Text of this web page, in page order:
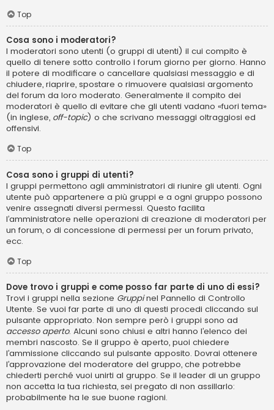
Top
Cosa sono i moderatori?
I moderatori sono utenti (o gruppi di utenti) il cui compito è
quello di tenere sotto controllo i forum giorno per giorno. Hanno
il potere di modificare o cancellare qualsiasi messaggio e di
chiudere, riaprire, spostare o rimuovere qualsiasi argomento
del forum da loro moderato. Generalmente il compito dei
moderatori è quello di evitare che gli utenti vadano «fuori tema»
(in inglese, off-topic) o che scrivano messaggi oltraggiosi ed
offensivi.
Top
Cosa sono i gruppi di utenti?
I gruppi permettono agli amministratori di riunire gli utenti. Ogni
utente può appartenere a più gruppi e a ogni gruppo possono
venire assegnati diversi permessi. Questo facilita
l’amministratore nelle operazioni di creazione di moderatori per
un forum, o di concessione di permessi per un forum privato,
ecc.
Top
Dove trovo i gruppi e come posso far parte di uno di essi?
Trovi i gruppi nella sezione Gruppinel Pannello di Controllo
Utente. Se vuoi far parte di uno di questi procedi cliccando sul
pulsante appropriato. Non sempre però i gruppi sono ad
accesso aperto. Alcuni sono chiusi e altri hanno l’elenco dei
membri nascosto. Se il gruppo è aperto, puoi chiedere
l’ammissione cliccando sul pulsante apposito. Dovrai ottenere
l’approvazione del moderatore del gruppo, che potrebbe
chiederti perché vuoi unirti al gruppo. Se il leader di un gruppo
non accetta la tua richiesta, sei pregato di non assillarlo:
probabilmente ha le sue buone ragioni.